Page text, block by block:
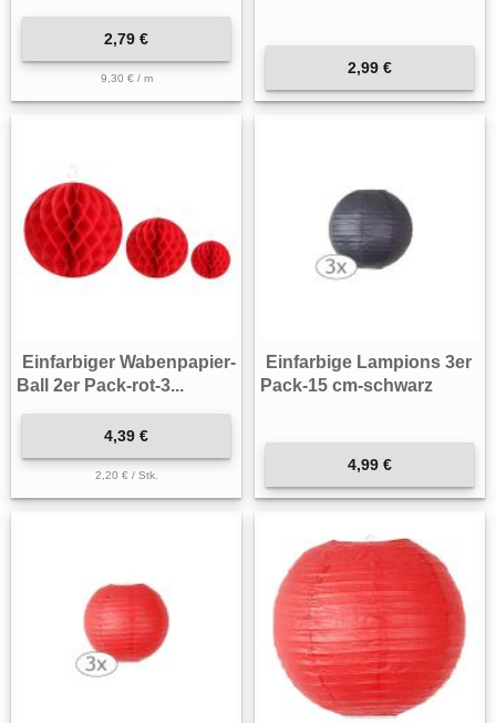
2,79 €
9,30 € / m
2,99 €
Einfarbiger Wabenpapier-
Ball 2er Pack-rot-3...
4,39 €
2,20 € / Stk.
Einfarbige Lampions 3er
Pack-15 cm-schwarz
4,99 €